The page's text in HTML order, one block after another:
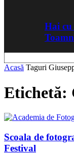
Hai
Acasă Taguri
Etichetă:
Scoala de
Festival